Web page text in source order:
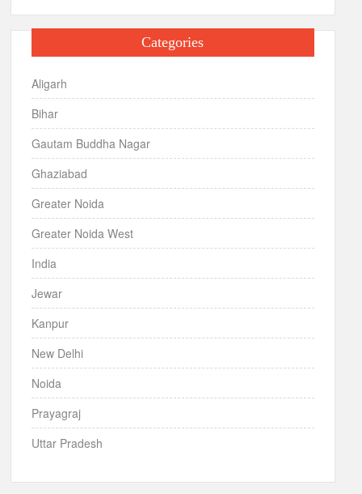
Categories
Aligarh
Bihar
Gautam Buddha Nagar
Ghaziabad
Greater Noida
Greater Noida West
India
Jewar
Kanpur
New Delhi
Noida
Prayagraj
Uttar Pradesh